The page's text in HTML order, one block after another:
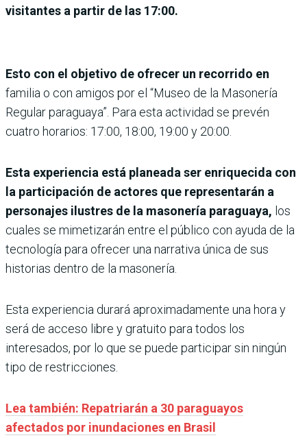
visitantes a partir de las 17:00.
Esto con el objetivo de ofrecer un recorrido en
familia o con amigos por el “Museo de la Masonería
Regular paraguaya”. Para esta actividad se prevén
cuatro horarios: 17:00, 18:00, 19:00 y 20:00.
Esta experiencia está planeada ser enriquecida con
la participación de actores que representarán a
personajes ilustres de la masonería paraguaya, los
cuales se mimetizarán entre el público con ayuda de la
tecnología para ofrecer una narrativa única de sus
historias dentro de la masonería.
Esta experiencia durará aproximadamente una hora y
será de acceso libre y gratuito para todos los
interesados, por lo que se puede participar sin ningún
tipo de restricciones.
Lea también: Repatriarán a 30 paraguayos
afectados por inundaciones en Brasil